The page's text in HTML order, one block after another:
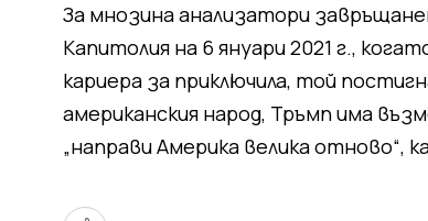
За мнозина анализатори
Капитолия на 6 януари 2021 г.,
кариера за приключила, той
американския народ, Тръмп има
„направи Америка велика отново“,